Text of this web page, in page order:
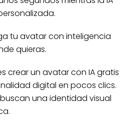
tu avatar con inteligencia
quieras.
crear un avatar con IA gratis
digital en pocos clics.
una identidad visual